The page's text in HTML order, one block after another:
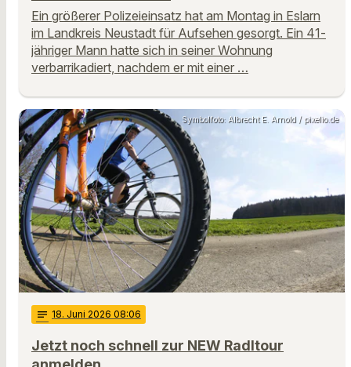
Ein größerer Polizeieinsatz hat am Montag in Eslarn
im Landkreis Neustadt für Aufsehen gesorgt. Ein 41-
jähriger Mann hatte sich in seiner Wohnung
verbarrikadiert, nachdem er mit einer …
Symbolfoto: Albrecht E. Arnold / pixelio.de
notes 18. Juni 2026 08:06
Jetzt noch schnell zur NEW Radltour